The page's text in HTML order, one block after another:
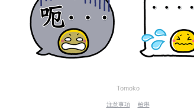
Tomoko
注意事項 檢舉